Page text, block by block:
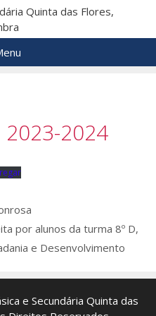
2024
por alunos da turma 8º D,
e Desenvolvimento
e Secundária Quinta das